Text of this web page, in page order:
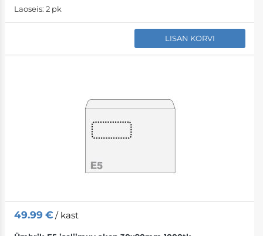
Laoseis: 2 pk
LISAN KORVI
49.99 €/ kast